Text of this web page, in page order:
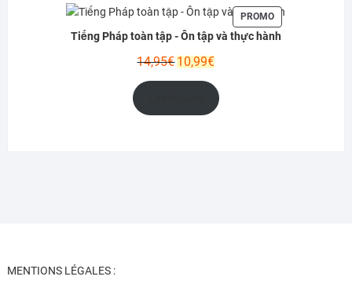
PROMOPRODUIT
EN
Tiếng Pháp toàn tập - Ôn tập và thực hành
14,95€Le
10,99€Le
actuel
est :
MENTIONS LÉGALES :